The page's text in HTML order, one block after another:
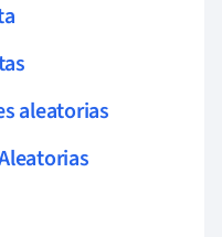
aleatorias